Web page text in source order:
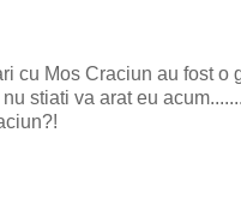
cu Mos Craciun au fost o
stiati va arat eu